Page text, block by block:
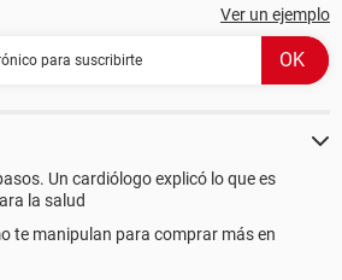
Ver un ejemplo
Un cardiólogo explicó lo que es
la salud
te manipulan para comprar más en